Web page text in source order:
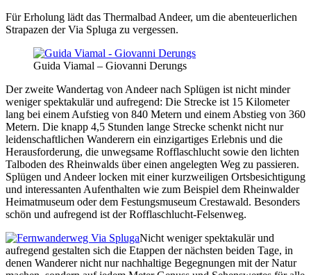
Für Erholung lädt das Thermalbad Andeer, um die abenteuerlichen
Strapazen der Via Spluga zu vergessen.
Guida Viamal – Giovanni Derungs
Der zweite Wandertag von Andeer nach Splügen ist nicht minder
weniger spektakulär und aufregend: Die Strecke ist 15 Kilometer
lang bei einem Aufstieg von 840 Metern und einem Abstieg von 360
Metern. Die knapp 4,5 Stunden lange Strecke schenkt nicht nur
leidenschaftlichen Wanderern ein einzigartiges Erlebnis und die
Herausforderung, die unwegsame Rofflaschlucht sowie den lichten
Talboden des Rheinwalds über einen angelegten Weg zu passieren.
Splügen und Andeer locken mit einer kurzweiligen Ortsbesichtigung
und interessanten Aufenthalten wie zum Beispiel dem Rheinwalder
Heimatmuseum oder dem Festungsmuseum Crestawald. Besonders
schön und aufregend ist der Rofflaschlucht-Felsenweg.
Nicht weniger spektakulär und
aufregend gestalten sich die Etappen der nächsten beiden Tage, in
denen Wanderer nicht nur nachhaltige Begegnungen mit der Natur